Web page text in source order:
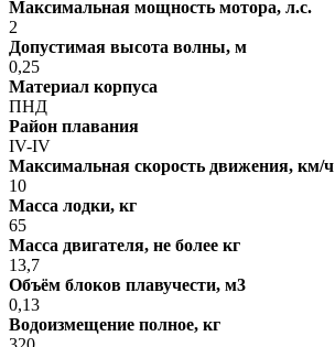
Максимальная мощность мотора, л.с.
2
Допустимая высота волны, м
0,25
Материал корпуса
ПНД
Район плавания
IV-IV
Максимальная скорость движения, км/ч
10
Масса лодки, кг
65
Масса двигателя, не более кг
13,7
Объём блоков плавучести, м3
0,13
Водоизмещение полное, кг